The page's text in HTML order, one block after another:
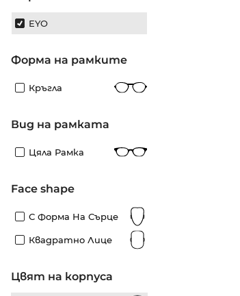
EYO
Форма на рамките
Кръгла
Вид на рамката
Цяла Рамка
Face shape
С Форма На Сърце
Квадратно Лице
Цвят на корпуса